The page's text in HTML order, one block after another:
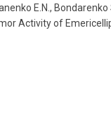
E N ., Bondarenko
Activityof